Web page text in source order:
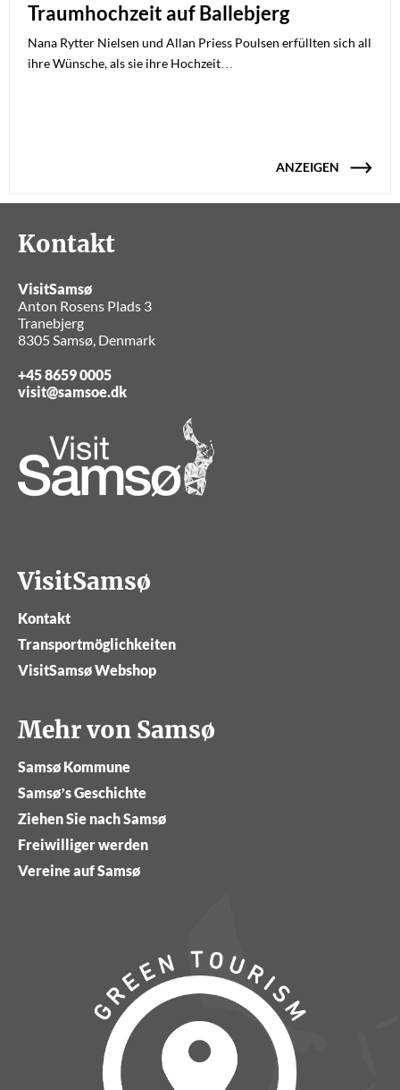
Traumhochzeit auf Ballebjerg
Nana Rytter Nielsen und Allan Priess Poulsen erfüllten sich all
ihre Wünsche, als sie ihre Hochzeit…
ANZEIGEN
Kontakt
VisitSamsø
Anton Rosens Plads 3
Tranebjerg
8305 Samsø, Denmark
+45 8659 0005
visit@samsoe.dk
VisitSamsø
Kontakt
Transportmöglichkeiten
VisitSamsø Webshop
Mehr von Samsø
Samsø Kommune
Samsø’s Geschichte
Ziehen Sie nach Samsø
Freiwilliger werden
Vereine auf Samsø